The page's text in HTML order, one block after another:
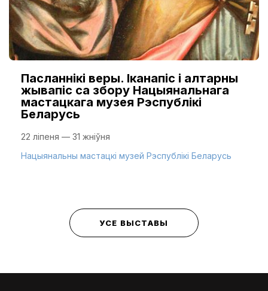
Пасланнікі веры. Іканапіс і алтарны
жывапіс са збору Нацыянальнага
мастацкага музея Рэспублікі
Беларусь
22 ліпеня — 31 жніўня
Нацыянальны мастацкі музей Рэспублікі Беларусь
УСЕ ВЫСТАВЫ